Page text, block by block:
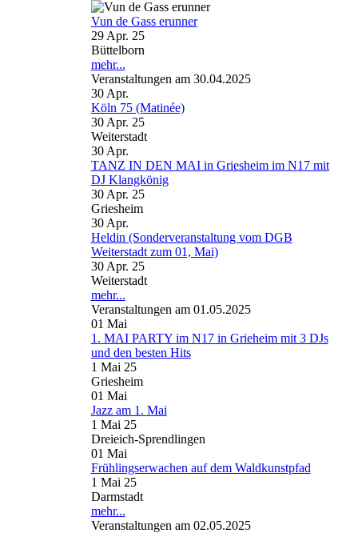
Vun de Gass erunner
29 Apr. 25
Büttelborn
mehr...
Veranstaltungen am 30.04.2025
30 Apr.
Köln 75 (Matinée)
30 Apr. 25
Weiterstadt
30 Apr.
TANZ IN DEN MAI in Griesheim im N17 mit
DJ Klangkönig
30 Apr. 25
Griesheim
30 Apr.
Heldin (Sonderveranstaltung vom DGB
Weiterstadt zum 01, Mai)
30 Apr. 25
Weiterstadt
mehr...
Veranstaltungen am 01.05.2025
01 Mai
1. MAI PARTY im N17 in Grieheim mit 3 DJs
und den besten Hits
1 Mai 25
Griesheim
01 Mai
Jazz am 1. Mai
1 Mai 25
Dreieich-Sprendlingen
01 Mai
Frühlingserwachen auf dem Waldkunstpfad
1 Mai 25
Darmstadt
mehr...
Veranstaltungen am 02.05.2025